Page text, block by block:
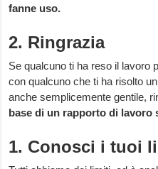
fanne uso.
2. Ringrazia
Se qualcuno ti ha reso il lavoro
con qualcuno che ti ha risolto
anche semplicemente gentile,
base di un rapporto di lavoro
1. Conosci i tuoi